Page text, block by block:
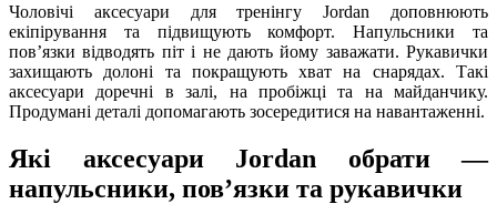
Чоловічі аксесуари для тренінгу Jordan доповнюють
екіпірування та підвищують комфорт. Напульсники та
повʼязки відводять піт і не дають йому заважати. Рукавички
захищають долоні та покращують хват на снарядах. Такі
аксесуари доречні в залі, на пробіжці та на майданчику.
Продумані деталі допомагають зосередитися на навантаженні.
Які аксесуари Jordan обрати —
напульсники, повʼязки та рукавички